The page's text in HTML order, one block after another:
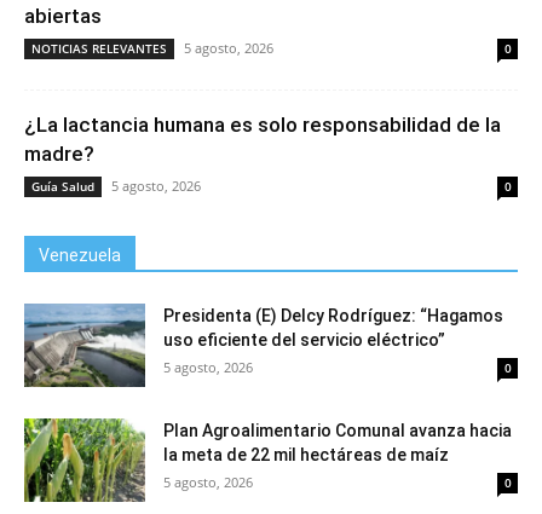
abiertas
NOTICIAS RELEVANTES 5 agosto, 2026 0
¿La lactancia humana es solo responsabilidad de la
madre?
Guía Salud 5 agosto, 2026 0
Venezuela
Presidenta (E) Delcy Rodríguez: “Hagamos
uso eficiente del servicio eléctrico”
5 agosto, 2026 0
Plan Agroalimentario Comunal avanza hacia
la meta de 22 mil hectáreas de maíz
5 agosto, 2026 0